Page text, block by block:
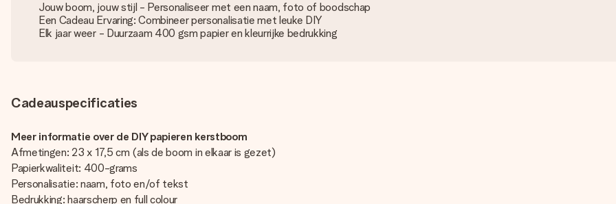
Jouw boom, jouw stijl - Personaliseer met een naam, foto of boodschap
Een Cadeau Ervaring: Combineer personalisatie met leuke DIY
Elk jaar weer - Duurzaam 400 gsm papier en kleurrijke bedrukking
Cadeauspecificaties
Meer informatie over de DIY papieren kerstboom
Afmetingen: 23 x 17,5 cm (als de boom in elkaar is gezet)
Papierkwaliteit: 400-grams
Personalisatie: naam, foto en/of tekst
Bedrukking: haarscherp en full colour